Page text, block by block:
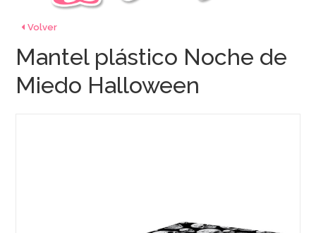
Volver
Mantel plástico Noche de
Miedo Halloween